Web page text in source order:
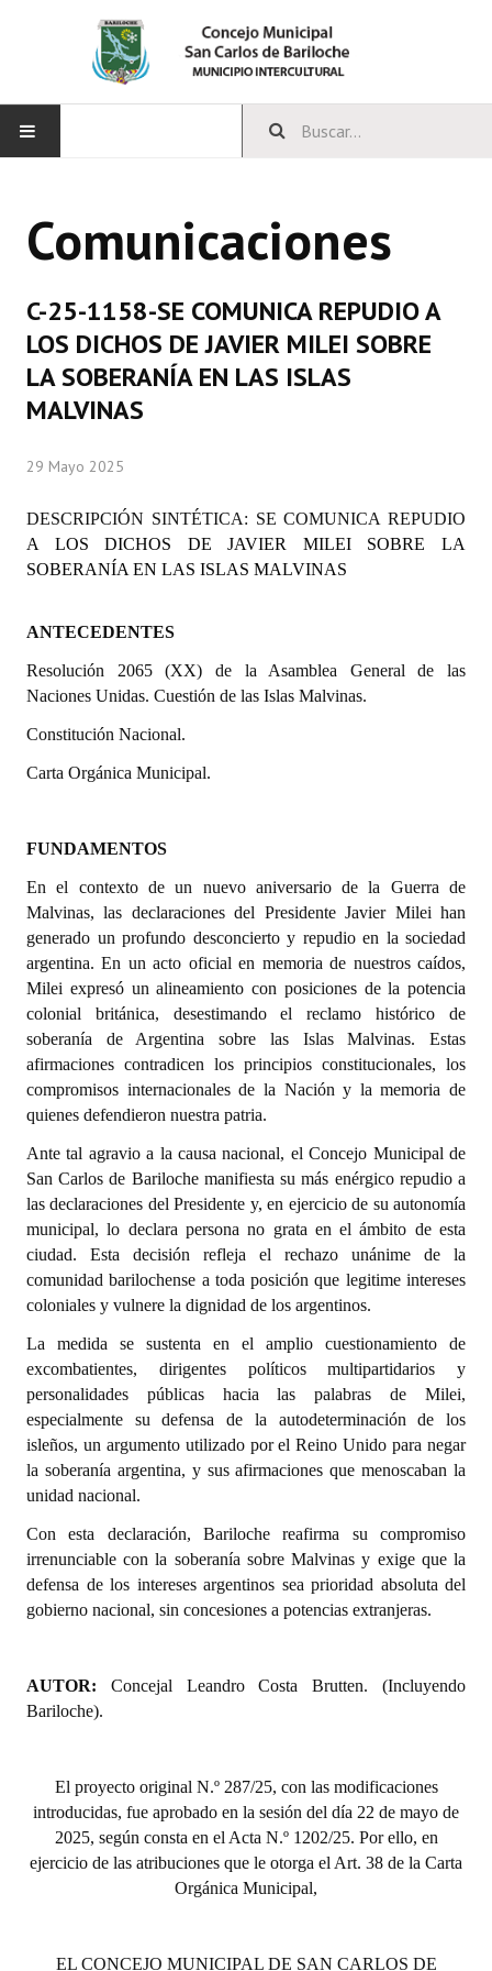
CONCEJO
Integrantes del Concejo
Comisiones Permanentes
Comisiones Especiales
Concejales Mandato Cumplido
Programas
LEGISLACIÓN
Constitución Provincial
Carta Orgánica 2007
Organigrama
DOCUMENTOS
Informes de Gestión
Proyectos Presentados
Dictámenes Asesoría Letrada
Actas de Sesión
Informes de Unidad Coordinadora
Ejecución Presupuestaria
Actas de Audiencias Públicas
NORMATIVA
Comunicaciones
Declaraciones
Resoluciones
Resoluciones de Presidencia
INSTITUCIONAL
Antiguos Pobladores
Noticias Destacadas
Datos Históricos
Premio al Mérito - Registro
Mujeres que Dejaron Huellas - Registro
Periodistas Decanos - Registro
Ciudadano Ilustre - Registro
Comunicaciones
C-25-1158-SE COMUNICA REPUDIO A
LOS DICHOS DE JAVIER MILEI SOBRE
LA SOBERANÍA EN LAS ISLAS
MALVINAS
29 Mayo 2025
DESCRIPCIÓN SINTÉTICA: SE COMUNICA REPUDIO
A LOS DICHOS DE JAVIER MILEI SOBRE LA
SOBERANÍA EN LAS ISLAS MALVINAS
ANTECEDENTES
Resolución 2065 (XX) de la Asamblea General de las
Naciones Unidas. Cuestión de las Islas Malvinas.
Constitución Nacional.
Carta Orgánica Municipal.
FUNDAMENTOS
En el contexto de un nuevo aniversario de la Guerra de
Malvinas, las declaraciones del Presidente Javier Milei han
generado un profundo desconcierto y repudio en la sociedad
argentina. En un acto oficial en memoria de nuestros caídos,
Milei expresó un alineamiento con posiciones de la potencia
colonial británica, desestimando el reclamo histórico de
soberanía de Argentina sobre las Islas Malvinas. Estas
afirmaciones contradicen los principios constitucionales, los
compromisos internacionales de la Nación y la memoria de
quienes defendieron nuestra patria.
Ante tal agravio a la causa nacional, el Concejo Municipal de
San Carlos de Bariloche manifiesta su más enérgico repudio a
las declaraciones del Presidente y, en ejercicio de su autonomía
municipal, lo declara persona no grata en el ámbito de esta
ciudad. Esta decisión refleja el rechazo unánime de la
comunidad barilochense a toda posición que legitime intereses
coloniales y vulnere la dignidad de los argentinos.
La medida se sustenta en el amplio cuestionamiento de
excombatientes, dirigentes políticos multipartidarios y
personalidades públicas hacia las palabras de Milei,
especialmente su defensa de la autodeterminación de los
isleños, un argumento utilizado por el Reino Unido para negar
la soberanía argentina, y sus afirmaciones que menoscaban la
unidad nacional.
Con esta declaración, Bariloche reafirma su compromiso
irrenunciable con la soberanía sobre Malvinas y exige que la
defensa de los intereses argentinos sea prioridad absoluta del
gobierno nacional, sin concesiones a potencias extranjeras.
AUTOR:
Concejal Leandro Costa Brutten. (Incluyendo
Bariloche).
El proyecto original N.º 287/25, con las modificaciones
introducidas, fue aprobado en la sesión del día 22 de mayo de
2025, según consta en el Acta N.º 1202/25. Por ello, en
ejercicio de las atribuciones que le otorga el Art. 38 de la Carta
Orgánica Municipal,
EL CONCEJO MUNICIPAL DE SAN CARLOS DE